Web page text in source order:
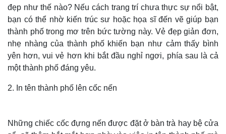
đẹp như thế nào? Nếu cách trang trí chưa thực sự nổi bật,
bạn có thể nhờ kiến trúc sư hoặc họa sĩ đến vẽ giúp bạn
thành phố trong mơ trên bức tường này. Vẻ đẹp giản đơn,
nhẹ nhàng của thành phố khiến bạn như cảm thấy bình
yên hơn, vui vẻ hơn khi bắt đầu nghỉ ngơi, phía sau là cả
một thành phố đáng yêu.
2. In tên thành phố lên cốc nến
Những chiếc cốc đựng nến được đặt ở bàn trà hay bệ cửa